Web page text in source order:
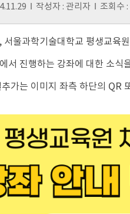
Ι 작성자 : 관리자 Ι 조회수 :
서울과학기술대학교 평생교육
서 진행하는 강좌에 대한 소식
가는 이미지 좌측 하단의 QR